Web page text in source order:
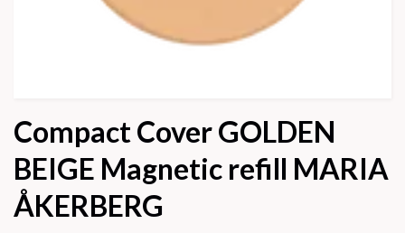
Compact Cover GOLDEN
BEIGE Magnetic refill MARIA
ÅKERBERG